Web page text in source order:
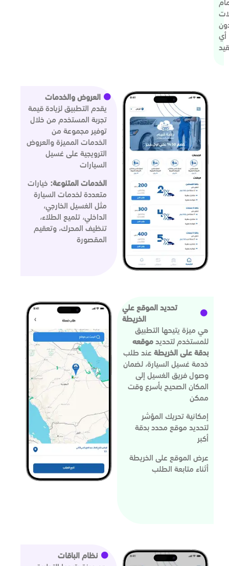
أي
العروض والخدمات
يقدم التطبيق لزيادة قيمة
تجربة المستخدم من خلال
توفير مجموعة من
الخدمات المميزة والعروض
الترويجية على غسيل
السيارات
الخدمات المتنوعة: خيارات
متعددة لخدمات السيارة
مثل الغسيل الخارجي،
الداخلي، تلميع الطلاء،
تنظيف المحرك، وتعقيم
المقصورة
تحديد الموقع علي
الخريطة
هي ميزة يتيحها التطبيق
للمستخدم لتحديدموقعه
بدقة على الخريطةعند طلب
خدمة غسيل السيارة، لضمان
وصول فريق الغسيل إلى
المكان الصحيح بأسرع وقت
ممكن
إمكانية تحريك المؤشر
لتحديد موقع محدد بدقة
أكبر
عرض الموقع على الخريطة
أثناء متابعة الطلب
نظام الباقات